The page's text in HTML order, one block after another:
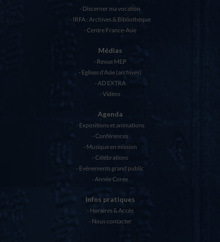
Discerner ma vocation
IRFA : Archives & Bibliothèque
Centre France-Asie
Médias
Revue MEP
Eglises d’Asie (archives)
AD EXTRA
Vidéos
Agenda
Expositions et animations
Conférences
Musique en mission
Célébrations
Evénements grand public
Année Corée
Infos pratiques
Horaires & Accès
Nous contacter